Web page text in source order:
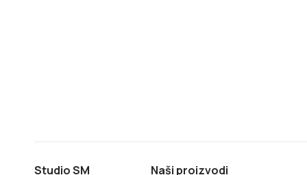
Studio SM Naši proizvodi